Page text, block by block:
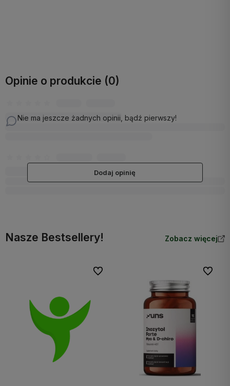
Opinie o produkcie (0)
Nie ma jeszcze żadnych opinii, bądź pierwszy!
Dodaj opinię
Nasze Bestsellery! Zobacz więcej
Do ulubionych Do